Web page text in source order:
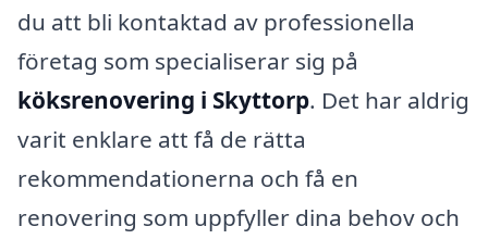
du att bli kontaktad av professionella
företag som specialiserar sig på
köksrenovering i Skyttorp. Det har aldrig
varit enklare att få de rätta
rekommendationerna och få en
renovering som uppfyller dina behov och